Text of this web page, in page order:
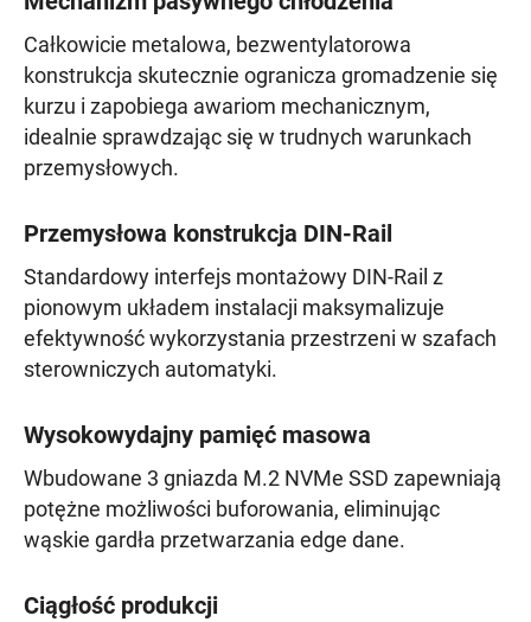
Całkowicie metalowa, bezwentylatorowa
konstrukcja skutecznie ogranicza gromadzenie się
kurzu i zapobiega awariom mechanicznym,
idealnie sprawdzając się w trudnych warunkach
przemysłowych.
Przemysłowa konstrukcja DIN-Rail
Standardowy interfejs montażowy DIN-Rail z
pionowym układem instalacji maksymalizuje
efektywność wykorzystania przestrzeni w szafach
sterowniczych automatyki.
Wysokowydajny pamięć masowa
Wbudowane 3 gniazda M.2 NVMe SSD zapewniają
potężne możliwości buforowania, eliminując
wąskie gardła przetwarzania edge dane.
Ciągłość produkcji